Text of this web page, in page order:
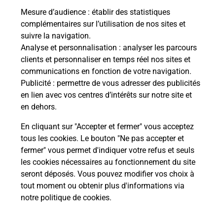
Mesure d’audience : établir des statistiques
complémentaires sur l’utilisation de nos sites et
suivre la navigation.
Analyse et personnalisation : analyser les parcours
clients et personnaliser en temps réel nos sites et
communications en fonction de votre navigation.
Publicité : permettre de vous adresser des publicités
en lien avec vos centres d’intérêts sur notre site et
en dehors.
En cliquant sur "Accepter et fermer" vous acceptez
tous les cookies. Le bouton "Ne pas accepter et
fermer" vous permet d'indiquer votre refus et seuls
les cookies nécessaires au fonctionnement du site
seront déposés. Vous pouvez modifier vos choix à
tout moment ou obtenir plus d'informations via
notre politique de cookies.
Boîte aux lettres La Poste
Prochaine collecte du courriersamedi à 08h00
107 Avenue Du 16 Septembre 1947
06430 Tende
Le lien s'ouvre dans un nouvel onglet
Localiser Liste Boîtes aux lettres Alpes-Maritimes Tende